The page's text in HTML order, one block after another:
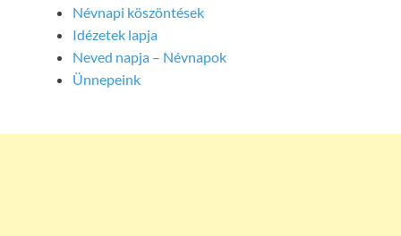
Névnapi köszöntések
Idézetek lapja
Neved napja – Névnapok
Ünnepeink